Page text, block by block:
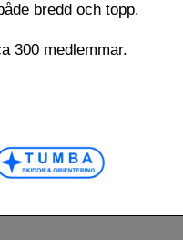
bredd och topp.
300 medlemmar.